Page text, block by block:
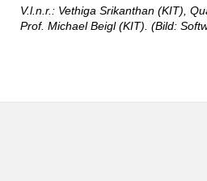
V.l.n.r.: Vethiga Srikanthan (KIT),
Prof. Michael Beigl (KIT). (Bild: